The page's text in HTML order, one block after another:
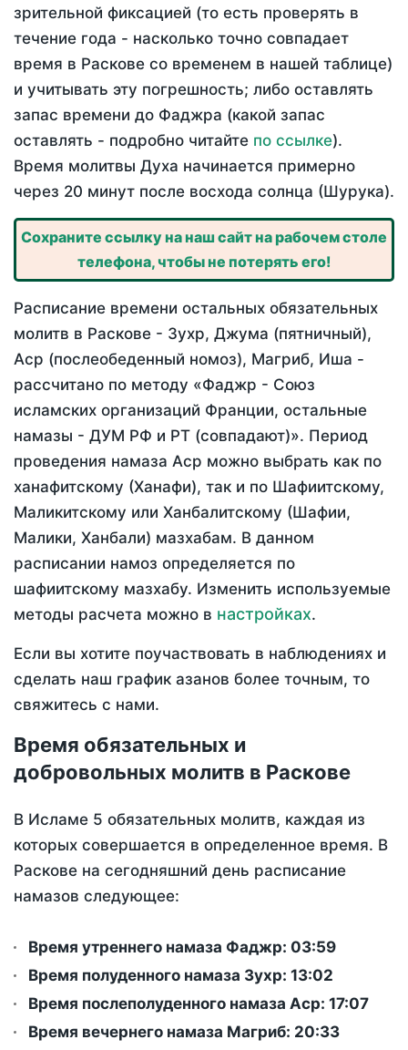
зрительной фиксацией (то есть проверять в
течение года - насколько точно совпадает
время в Раскове со временем в нашей таблице)
и учитывать эту погрешность; либо оставлять
запас времени до Фаджра (какой запас
оставлять - подробно читайте по ссылке).
Время молитвы Духа начинается примерно
через 20 минут после восхода солнца (Шурука).
Сохраните ссылку на наш сайт на рабочем столе
телефона, чтобы не потерять его!
Расписание времени остальных обязательных
молитв в Раскове - Зухр, Джума (пятничный),
Аср (послеобеденный номоз), Магриб, Иша -
рассчитано по методу «Фаджр - Союз
исламских организаций Франции, остальные
намазы - ДУМ РФ и РТ (совпадают)». Период
проведения намаза Аср можно выбрать как по
ханафитскому (Ханафи), так и по Шафиитскому,
Маликитскому или Ханбалитскому (Шафии,
Малики, Ханбали) мазхабам. В данном
расписании намоз определяется по
шафиитскому мазхабу. Изменить используемые
методы расчета можно в настройках.
Если вы хотите поучаствовать в наблюдениях и
сделать наш график азанов более точным, то
свяжитесь с нами.
Время обязательных и
добровольных молитв в Раскове
В Исламе 5 обязательных молитв, каждая из
которых совершается в определенное время. В
Раскове на сегодняшний день расписание
намазов следующее:
Время утреннего намаза Фаджр: 03:59
Время полуденного намаза Зухр: 13:02
Время послеполуденного намаза Аср: 17:07
Время вечернего намаза Магриб: 20:33